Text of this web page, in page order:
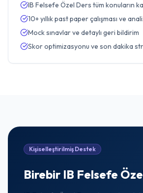
IB Felsefe Özel Ders tüm konuların
10+ yıllık past paper çalışması ve
Mock sınavlar ve detaylı geri bildirim
Skor optimizasyonu ve son dakika
Kişiselleştirilmiş Destek
Birebir IB Felsefe